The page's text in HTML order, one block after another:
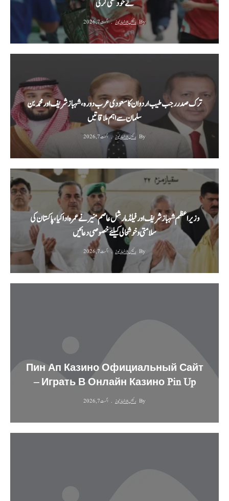
نے خودکشی کر لی
By رئیس الاخبار نیوز اگست 7, 2026
ترک صدر رجب طیب اردوان کا سعودی عرب دورہ، شہباز شریف اور محمد بن
سلمان سے اہم ملاقاتیں
By رئیس الاخبار نیوز اگست 7, 2026
وزیراعظم شہباز شریف اور فیلڈ مارشل عاصم منیر نے عمرہ ادا کیا، پاکستان کی
سلامتی و خوشحالی کیلئے خصوصی دعائیں
By رئیس الاخبار نیوز اگست 7, 2026
Пин Ап Казино Официальный Сайт
– Играть В Онлайн Казино Pin Up
By رئیس الاخبار نیوز اگست 7, 2026